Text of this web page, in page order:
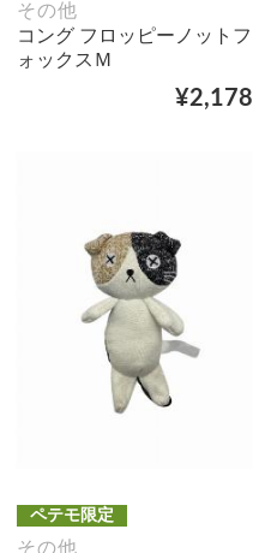
その他
コング フロッピーノットフ
ォックスＭ
¥2,178
ペテモ限定
その他